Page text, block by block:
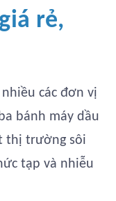
rẻ,
các đơn vị
bánh máy dầu
thị trường sôi
tạp và nhiễu